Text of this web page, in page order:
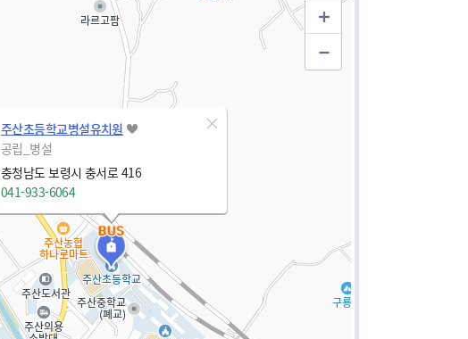
주산초등학교병설유치원
공립_병설
충청남도 보령시 충서로 416
041-933-6064